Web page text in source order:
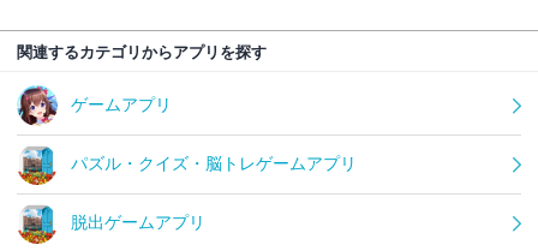
関連するカテゴリからアプリを探す
ゲームアプリ
パズル・クイズ・脳トレゲームアプリ
脱出ゲームアプリ